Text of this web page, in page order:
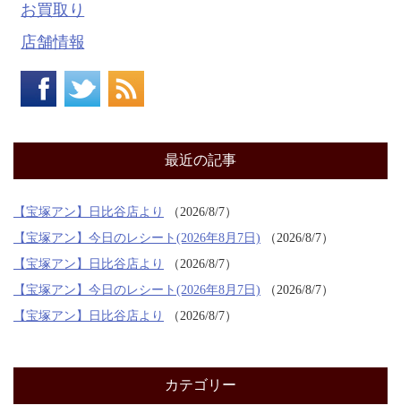
お買取り
店舗情報
最近の記事
【宝塚アン】日比谷店より
2026/8/7
【宝塚アン】今日のレシート(2026年8月7日)
2026/8/7
【宝塚アン】日比谷店より
2026/8/7
【宝塚アン】今日のレシート(2026年8月7日)
2026/8/7
【宝塚アン】日比谷店より
2026/8/7
カテゴリー